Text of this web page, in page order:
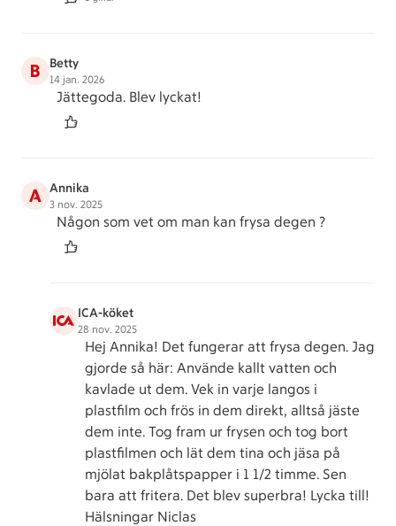
B Betty
14 jan. 2026
Jättegoda. Blev lyckat!
A Annika
3 nov. 2025
Någon som vet om man kan frysa degen ?
ICA-köket
28 nov. 2025
Hej Annika! Det fungerar att frysa degen. Jag
gjorde så här: Använde kallt vatten och
kavlade ut dem. Vek in varje langos i
plastfilm och frös in dem direkt, alltså jäste
dem inte. Tog fram ur frysen och tog bort
plastfilmen och lät dem tina och jäsa på
mjölat bakplåtspapper i 1 1/2 timme. Sen
bara att fritera. Det blev superbra! Lycka till!
Hälsningar Niclas